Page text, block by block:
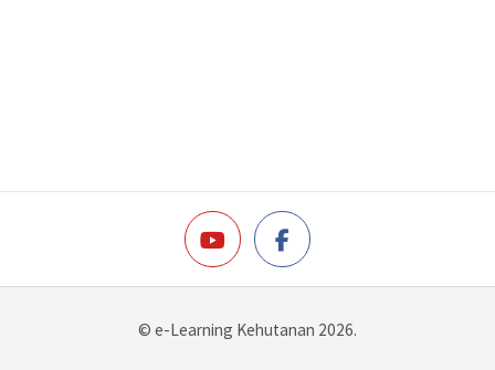
© e-Learning Kehutanan 2026.